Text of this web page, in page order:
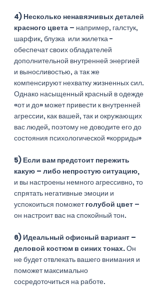
4) Несколько ненавязчивых деталей
красного цвета – например, галстук,
шарфик, блузка  или жилетка -
обеспечат своих обладателей
дополнительной внутренней энергией
и выносливостью, а так же
компенсируют нехватку жизненных сил.
Однако насыщенный красный в одежде
«от и до» может привести к внутренней
агрессии, как вашей, так и окружающих
вас людей, поэтому не доводите его до
состояния психологической «корриды»
5) Если вам предстоит пережить
какую – либо непростую ситуацию,
и вы настроены немного агрессивно, то
спрятать негативные эмоции и
успокоиться поможет голубой цвет –
он настроит вас на спокойный тон.
6) Идеальный офисный вариант –
деловой костюм в синих тонах. Он
не будет отвлекать вашего внимания и
поможет максимально
сосредоточиться на работе.